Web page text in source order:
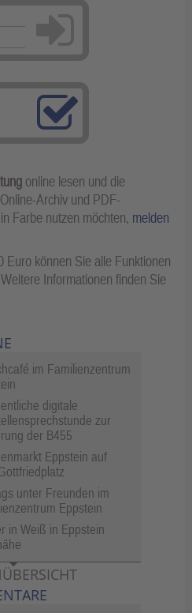
Anmelden
online lesen und die
Archiv und PDF-
Farbe nutzen möchten, melden
Euro können Sie alle Funktionen
Informationen finden Sie
im Familienzentrum
digitale
zur
der B455
Eppstein auf
unter Freunden im
Eppstein
in Weiß in Eppstein